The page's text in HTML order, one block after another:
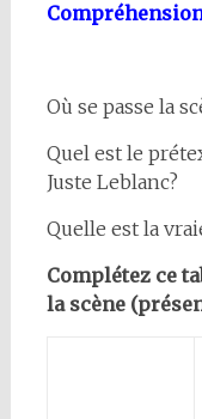
Où se passe la
Quel est le
Juste Leblanc?
Quelle est la
Complétez ce
la scène